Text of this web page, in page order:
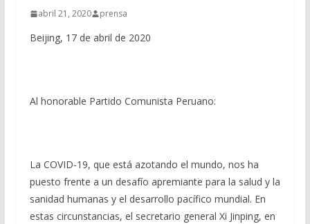
abril 21, 2020 prensa
Beijing, 17 de abril de 2020
Al honorable Partido Comunista Peruano:
La COVID-19, que está azotando el mundo, nos ha
puesto frente a un desafío apremiante para la salud y la
sanidad humanas y el desarrollo pacífico mundial. En
estas circunstancias, el secretario general Xi Jinping, en